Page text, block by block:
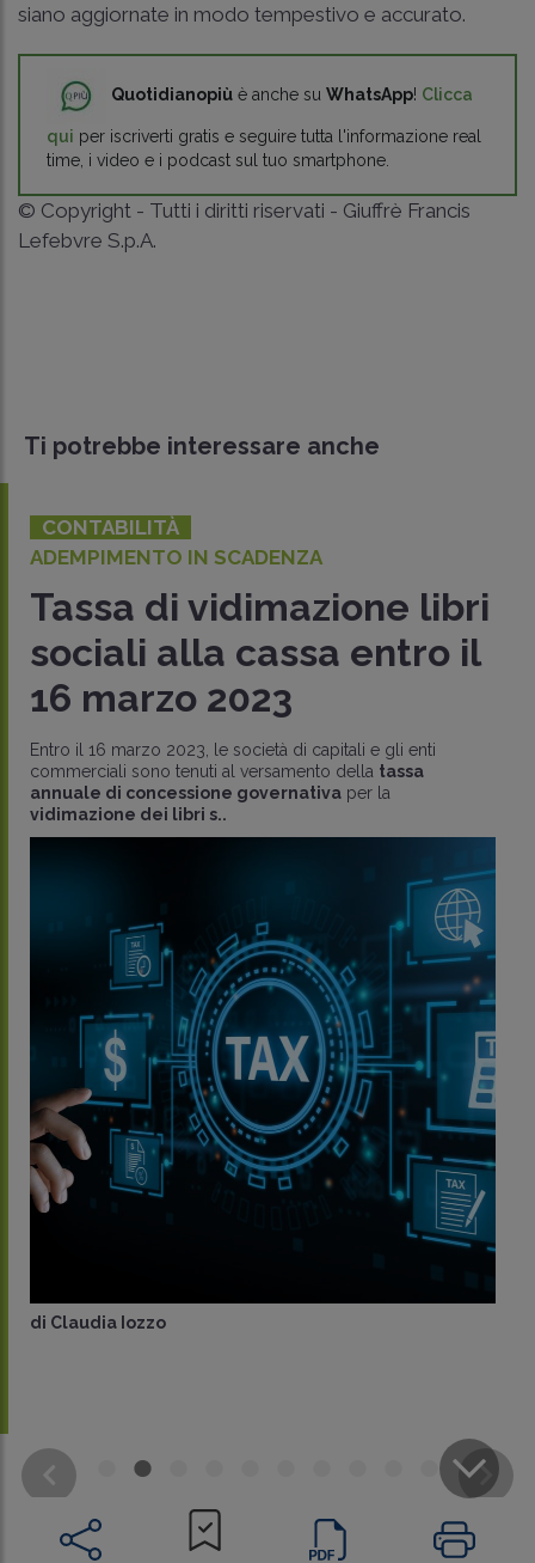
CONDIVIDI
siano aggiornate in modo tempestivo e accurato.
Quotidianopiù è anche su WhatsApp! Clicca
qui per iscriverti gratis e seguire tutta l'informazione real
time, i video e i podcast sul tuo smartphone.
© Copyright - Tutti i diritti riservati - Giuffrè Francis
Lefebvre S.p.A.
Ti potrebbe interessare anche
CONTABILITÀ
ADEMPIMENTO IN SCADENZA
Tassa di vidimazione libri
sociali alla cassa entro il
16 marzo 2023
Entro il 16 marzo 2023, le società di capitali e gli enti
commerciali sono tenuti al versamento della tassa
annuale di concessione governativa per la
vidimazione dei libri s..
di Claudia Iozzo